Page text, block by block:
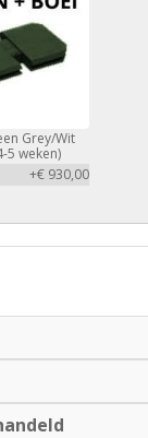
Grey/Wit
5 weken)
+€ 930,00